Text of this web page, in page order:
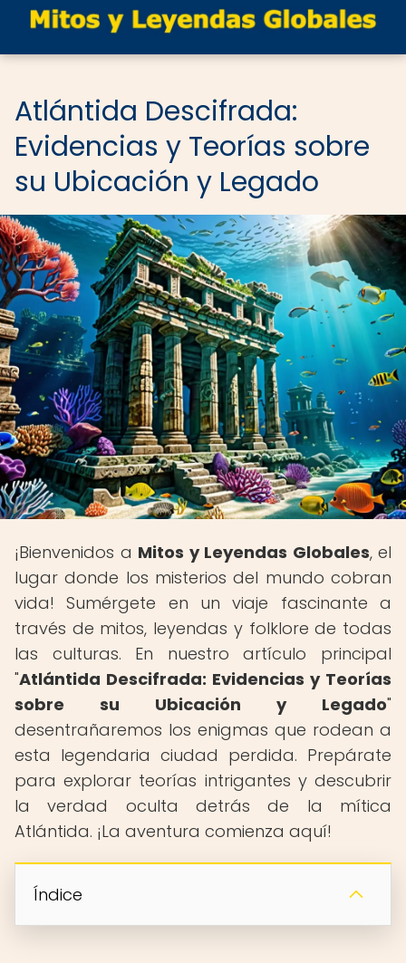
Atlántida Descifrada:
Evidencias y Teorías sobre
su Ubicación y Legado
¡Bienvenidos a Mitos y Leyendas Globales, el
lugar donde los misterios del mundo cobran
vida! Sumérgete en un viaje fascinante a
través de mitos, leyendas y folklore de todas
las culturas. En nuestro artículo principal
"Atlántida Descifrada: Evidencias y Teorías
sobre su Ubicación y Legado"
desentrañaremos los enigmas que rodean a
esta legendaria ciudad perdida. Prepárate
para explorar teorías intrigantes y descubrir
la verdad oculta detrás de la mítica
Atlántida. ¡La aventura comienza aquí!
Índice